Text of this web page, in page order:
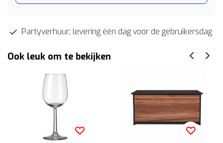
Partyverhuur; levering één dag voor de gebruikersdag
Ook leuk om te bekijken